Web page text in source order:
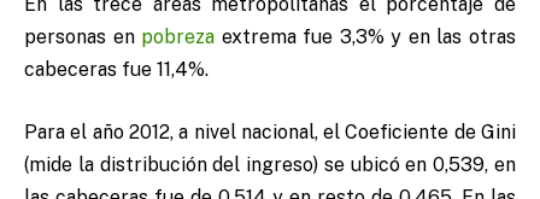
En las trece áreas metropolitanas el porcentaje de
personas en pobreza extrema fue 3,3% y en las otras
cabeceras fue 11,4%.
Para el año 2012, a nivel nacional, el Coeficiente de Gini
(mide la distribución del ingreso) se ubicó en 0,539, en